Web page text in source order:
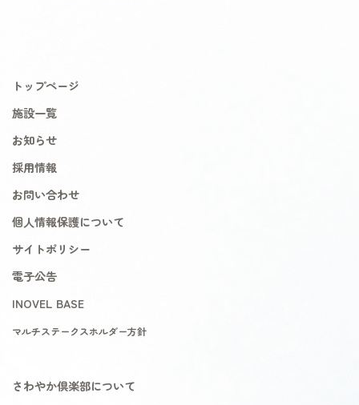
トップページ
施設一覧
お知らせ
採用情報
お問い合わせ
個人情報保護について
サイトポリシー
電子公告
INOVEL BASE
マルチステークスホルダー方針
さわやか倶楽部について